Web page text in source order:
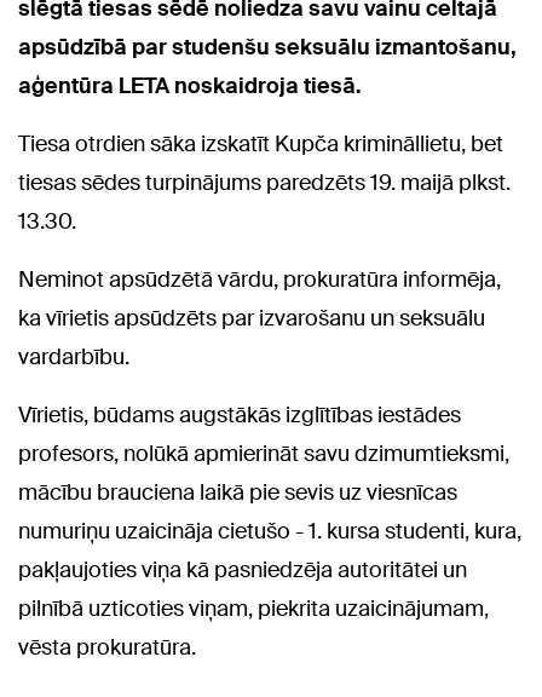
slēgtā tiesas sēdē noliedza savu vainu celtajā
apsūdzībā par studenšu seksuālu izmantošanu,
aģentūra LETA noskaidroja tiesā.
Tiesa otrdien sāka izskatīt Kupča krimināllietu, bet
tiesas sēdes turpinājums paredzēts 19. maijā plkst.
13.30.
Neminot apsūdzētā vārdu, prokuratūra informēja,
ka vīrietis apsūdzēts par izvarošanu un seksuālu
vardarbību.
Vīrietis, būdams augstākās izglītības iestādes
profesors, nolūkā apmierināt savu dzimumtieksmi,
mācību brauciena laikā pie sevis uz viesnīcas
numuriņu uzaicināja cietušo - 1. kursa studenti, kura,
pakļaujoties viņa kā pasniedzēja autoritātei un
pilnībā uzticoties viņam, piekrita uzaicinājumam,
vēsta prokuratūra.